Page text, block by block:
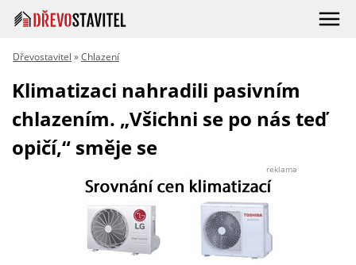
Dřevostavitel »Chlazení
Klimatizaci nahradili pasivním
chlazením. „Všichni se po nás teď
opičí,“ směje se
reklama